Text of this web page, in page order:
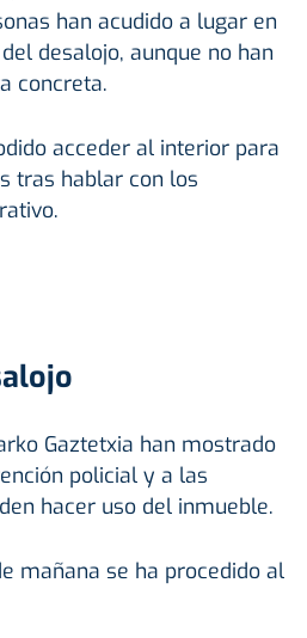
han acudido a lugar en
desalojo, aunque no han
concreta.
acceder al interior para
tras hablar con los
Gaztetxia han mostrado
policial y a las
hacer uso del inmueble.
mañana se ha procedido al